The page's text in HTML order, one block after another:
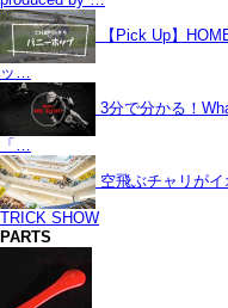
【Pick Up】
ッ…
3分で分かる！
「…
空飛ぶチャリが
TRICK SHOW
PARTS